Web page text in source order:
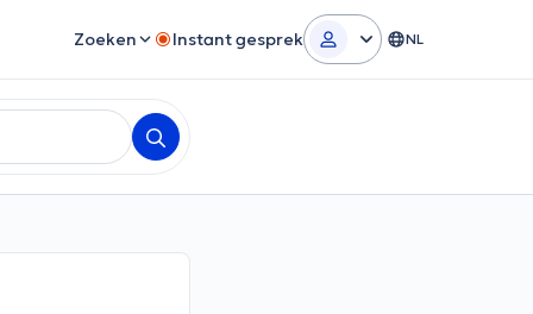
Zoeken Instant gesprek NL